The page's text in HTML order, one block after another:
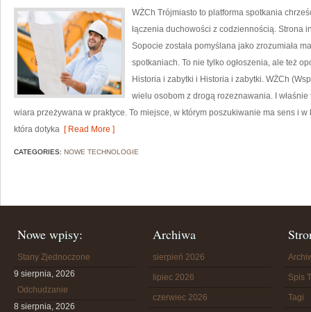
WŻCh Trójmiasto to platforma spotkania
łączenia duchowości z codziennością. Strona
Sopocie została pomyślana jako zrozumiała
spotkaniach. To nie tylko ogłoszenia, ale też
Historia i zabytki i Historia i zabytki. WŻCh
wielu osobom z drogą rozeznawania. I
wiara przeżywana w praktyce. To miejsce, w którym poszukiwanie ma sens i
która dotyka [ Read More ]
CATEGORIES: NOWE TECHNOLOGIE
Nowe wpisy:
Stany Zjednoczone
9 sierpnia, 2026
Odchudzanie
8 sierpnia, 2026
Archiwa
sierpień 2026
lipiec 2026
czerwiec 2026
Spis
Tagi